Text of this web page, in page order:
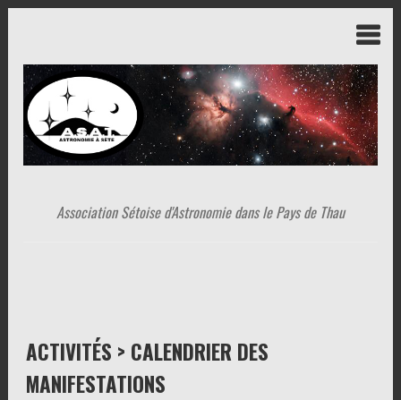
Association Sétoise d'Astronomie dans le Pays de Thau
ACTIVITÉS > CALENDRIER DES
MANIFESTATIONS